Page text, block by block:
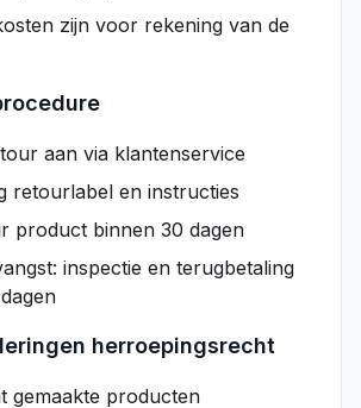
zijn voor rekening van de
aan via klantenservice
retourlabel en instructies
product binnen 30 dagen
inspectie en terugbetaling
herroepingsrecht
gemaakte producten